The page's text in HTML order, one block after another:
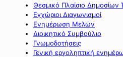
Θεσμικό Πλαίσιο Δημοσίων
Εγχώριοι Διαγωνισμοί
Ενημέρωση Μελών
Διοικητικό Συμβούλιο
Γνωμοδοτήσεις
Γενική εργοληπτική